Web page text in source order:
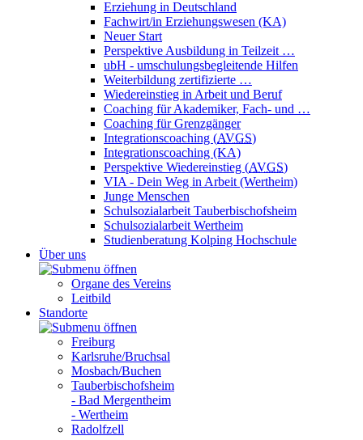
Erziehung in Deutschland
Fachwirt/in Erziehungswesen (KA)
Neuer Start
Perspektive Ausbildung in Teilzeit …
ubH - umschulungsbegleitende Hilfen
Weiterbildung zertifizierte …
Wiedereinstieg in Arbeit und Beruf
Coaching für Akademiker, Fach- und …
Coaching für Grenzgänger
Integrationscoaching (AVGS)
Integrationscoaching (KA)
Perspektive Wiedereinstieg (AVGS)
VIA - Dein Weg in Arbeit (Wertheim)
Junge Menschen
Schulsozialarbeit Tauberbischofsheim
Schulsozialarbeit Wertheim
Studienberatung Kolping Hochschule
Über uns
Organe des Vereins
Leitbild
Standorte
Freiburg
Karlsruhe/Bruchsal
Mosbach/Buchen
Tauberbischofsheim
- Bad Mergentheim
- Wertheim
Radolfzell